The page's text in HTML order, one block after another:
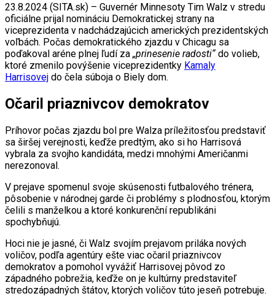
23.8.2024 (SITA.sk) – Guvernér Minnesoty Tim Walz v stredu
oficiálne prijal nomináciu Demokratickej strany na
viceprezidenta v nadchádzajúcich amerických prezidentských
voľbách. Počas demokratického zjazdu v Chicagu sa
poďakoval aréne plnej ľudí za „prinesenie radosti“do volieb,
ktoré zmenilo povýšenie viceprezidentky Kamaly
Harrisovej do čela súboja o Biely dom.
Očaril priaznivcov demokratov
Príhovor počas zjazdu bol pre Walza príležitosťou predstaviť
sa širšej verejnosti, keďže predtým, ako si ho Harrisová
vybrala za svojho kandidáta, medzi mnohými Američanmi
nerezonoval.
V prejave spomenul svoje skúsenosti futbalového trénera,
pôsobenie v národnej garde či problémy s plodnosťou, ktorým
čelili s manželkou a ktoré konkurenční republikáni
spochybňujú.
Hoci nie je jasné, či Walz svojím prejavom priláka nových
voličov, podľa agentúry ešte viac očaril priaznivcov
demokratov a pomohol vyvážiť Harrisovej pôvod zo
západného pobrežia, keďže on je kultúrny predstaviteľ
stredozápadných štátov, ktorých voličov túto jeseň potrebuje.